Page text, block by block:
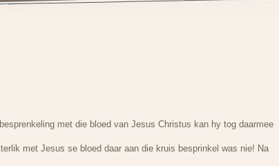
met die bloed van Jesus Christus kan hy tog daarmee
met Jesus se bloed daar aan die kruis besprinkel was nie! Na